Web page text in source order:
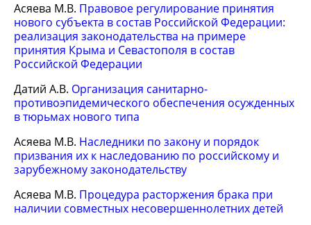
Асяева М.В. Правовое регулирование принятия
нового субъекта в состав Российской Федерации:
реализация законодательства на примере
принятия Крыма и Севастополя в состав
Российской Федерации
Датий А.В. Организация санитарно-
противоэпидемического обеспечения осужденных
в тюрьмах нового типа
Асяева М.В. Наследники по закону и порядок
призвания их к наследованию по российскому и
зарубежному законодательству
Асяева М.В. Процедура расторжения брака при
наличии совместных несовершеннолетних детей